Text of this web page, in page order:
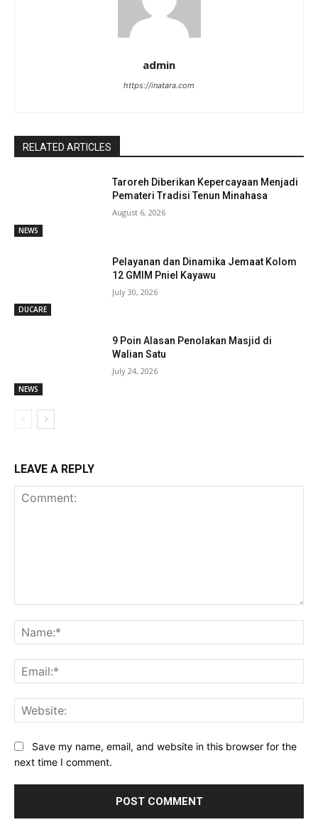
admin
https://inatara.com
RELATED ARTICLES
NEWS
Taroreh Diberikan Kepercayaan Menjadi
Pemateri Tradisi Tenun Minahasa
August 6, 2026
DUCARE
Pelayanan dan Dinamika Jemaat Kolom
12 GMIM Pniel Kayawu
July 30, 2026
NEWS
9 Poin Alasan Penolakan Masjid di
Walian Satu
July 24, 2026
LEAVE A REPLY
Save my name, email, and website in this browser for the
next time I comment.